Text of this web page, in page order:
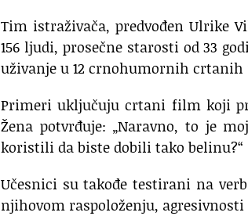
Tim istraživača, predvođen Ulrike
156 ljudi, prosečne starosti od 33
uživanje u 12 crnohumornih
Primeri uključuju crtani film koji
Žena potvrđuje: „Naravno, to je
koristili da biste dobili tako belinu?“
Učesnici su takođe testirani na
njihovom raspoloženju,